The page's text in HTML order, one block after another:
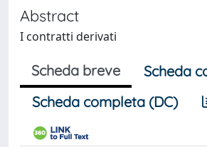
Abstract
I contratti derivati
Scheda breve
Scheda
Scheda completa (DC)